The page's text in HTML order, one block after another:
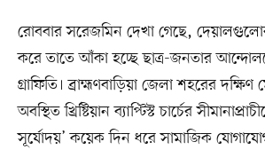
রোববার সরেজমিন দেখা গেছে,
করে তাতে আঁকা হচ্ছে ছাত্র-জনতার
গ্রাফিতি। ব্রাহ্মণবাড়িয়া জেলা শহরের
অবস্থিত খ্রিষ্টিয়ান ব্যাপ্টিস্ট চার্চের
সূর্যোদয়’ কয়েক দিন ধরে সামাজিক